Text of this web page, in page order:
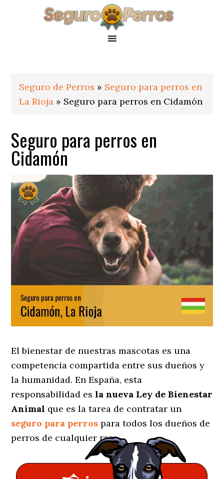
Seguro de Perros » Seguro para perros en
La Rioja » Seguro para perros en Cidamón
Seguro para perros en
Cidamón
El bienestar de nuestras mascotas es una
competencia compartida entre sus dueños y
la humanidad. En España, esta
responsabilidad esla nueva Ley de Bienestar
Animal que es la tarea de contratar un
seguro para perros para todos los dueños de
perros de cualquier raza.